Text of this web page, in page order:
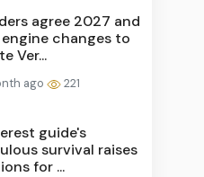
agree 2027 and
changes to
Ver...
ago 221
guide's
survival raises
for ...